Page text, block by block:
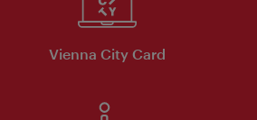
Vienna City Card